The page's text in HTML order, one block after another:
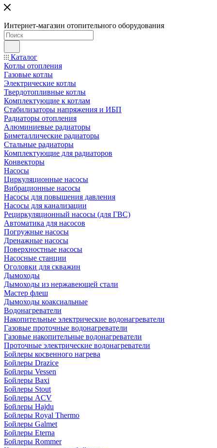
Интернет-магазин отопительного оборудования
Каталог
Котлы отопления
Газовые котлы
Электрические котлы
Твердотопливные котлы
Комплектующие к котлам
Стабилизаторы напряжения и ИБП
Радиаторы отопления
Алюминиевые радиаторы
Биметаллические радиаторы
Стальные радиаторы
Комплектующие для радиаторов
Конвекторы
Насосы
Циркуляционные насосы
Вибрационные насосы
Насосы для повышения давления
Насосы для канализации
Рециркуляционный насосы (для ГВС)
Автоматика для насосов
Погружные насосы
Дренажные насосы
Поверхностные насосы
Насосные станции
Оголовки для скважин
Дымоходы
Дымоходы из нержавеющей стали
Мастер флеш
Дымоходы коаксиальные
Водонагреватели
Накопительные электрические водонагреватели
Газовые проточные водонагреватели
Газовые накопительные водонагреватели
Проточные электрические водонагреватели
Бойлеры косвенного нагрева
Бойлеры Drazice
Бойлеры Vessen
Бойлеры Baxi
Бойлеры Stout
Бойлеры ACV
Бойлеры Hajdu
Бойлеры Royal Thermo
Бойлеры Galmet
Бойлеры Eterna
Бойлеры Rommer